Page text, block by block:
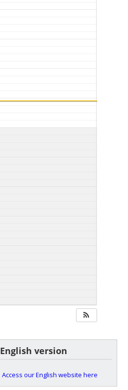
English version
Access our English website here